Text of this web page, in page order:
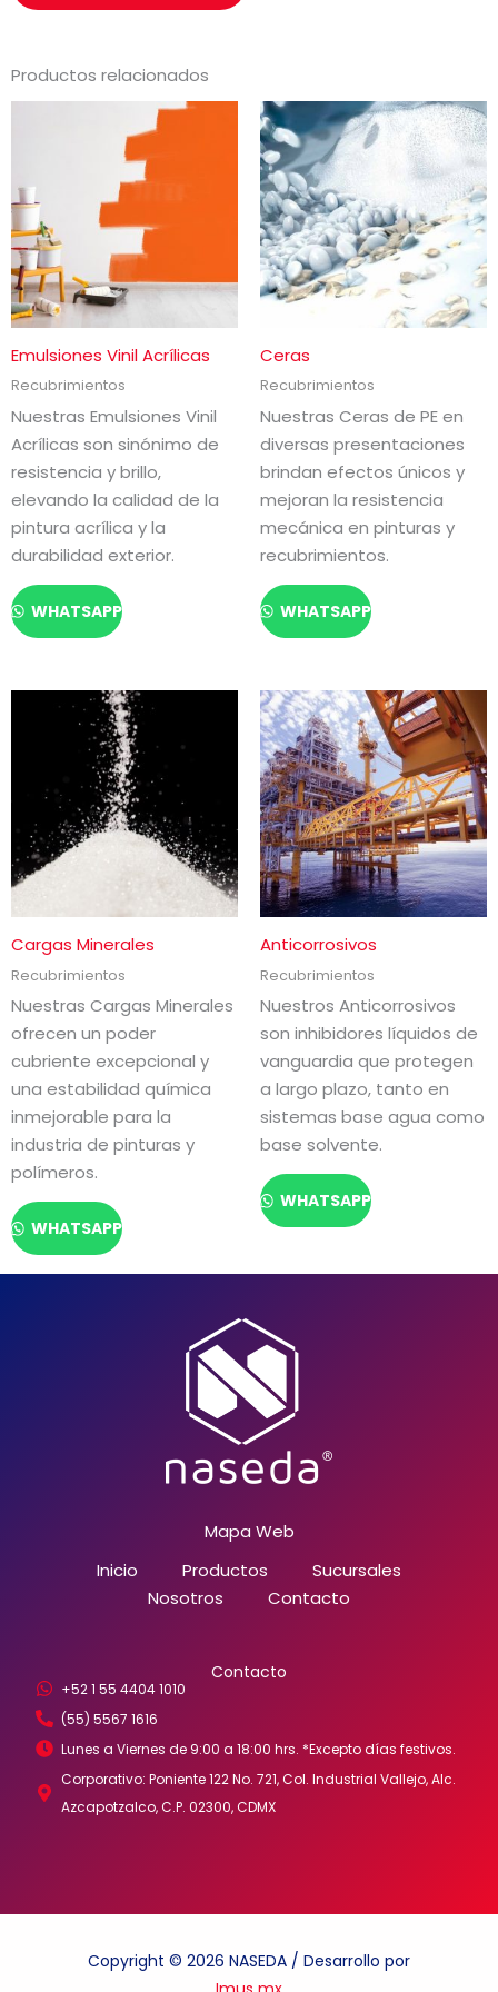
*
Productos relacionados
Emulsiones Vinil Acrílicas
Recubrimientos
Nuestras Emulsiones Vinil
Acrílicas son sinónimo de
resistencia y brillo,
elevando la calidad de la
pintura acrílica y la
durabilidad exterior.
WHATSAPP
Ceras
Recubrimientos
Nuestras Ceras de PE en
diversas presentaciones
brindan efectos únicos y
mejoran la resistencia
mecánica en pinturas y
recubrimientos.
WHATSAPP
Cargas Minerales
Recubrimientos
Nuestras Cargas Minerales
ofrecen un poder
cubriente excepcional y
una estabilidad química
inmejorable para la
industria de pinturas y
polímeros.
WHATSAPP
Anticorrosivos
Recubrimientos
Nuestros Anticorrosivos
son inhibidores líquidos de
vanguardia que protegen
a largo plazo, tanto en
sistemas base agua como
base solvente.
WHATSAPP
Mapa Web
Inicio
Productos
Sucursales
Nosotros
Contacto
Contacto
+52 1 55 4404 1010
(55) 5567 1616
Lunes a Viernes de 9:00 a 18:00 hrs. *Excepto días festivos.
Corporativo: Poniente 122 No. 721, Col. Industrial Vallejo, Alc.
Azcapotzalco, C.P. 02300, CDMX
Copyright © 2026 NASEDA / Desarrollo por